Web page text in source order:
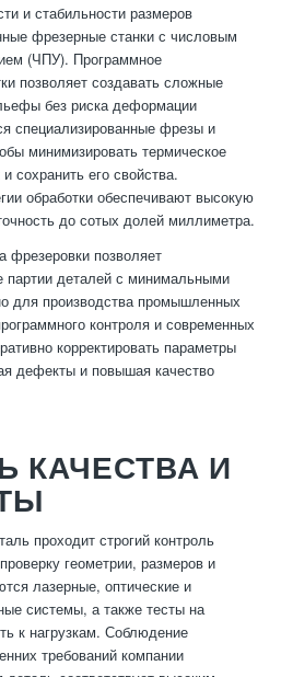
и стабильности размеров
фрезерные станки с числовым
(ЧПУ). Программное
позволяет создавать сложные
без риска деформации
специализированные фрезы и
минимизировать термическое
сохранить его свойства.
обработки обеспечивают высокую
до сотых долей миллиметра.
фрезеровки позволяет
партии деталей с минимальными
для производства промышленных
контроля и современных
корректировать параметры
дефекты и повышая качество
КАЧЕСТВА И
проходит строгий контроль
геометрии, размеров и
лазерные, оптические и
системы, а также тесты на
к нагрузкам. Соблюдение
требований компании